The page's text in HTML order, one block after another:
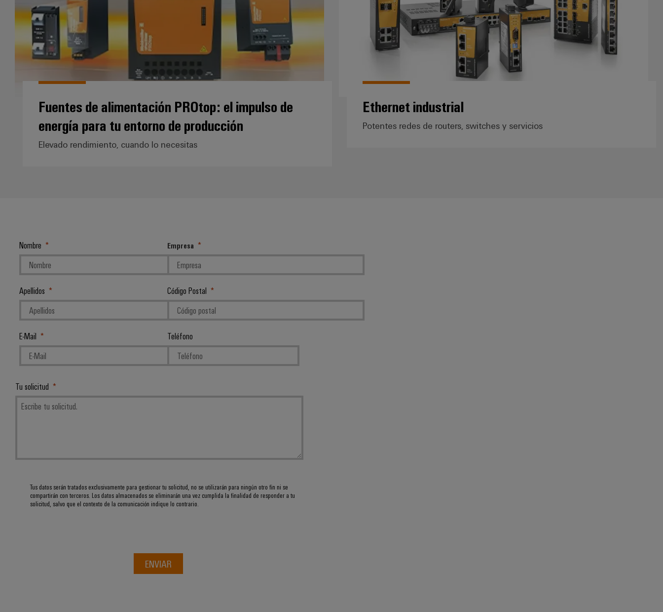
Fuentes de alimentación PROtop: el impulso de
energía para tu entorno de producción
Elevado rendimiento, cuando lo necesitas
Ethernet industrial
Potentes redes de routers, switches y servicios
Nombre
Apellidos
E-Mail
Empresa
Código Postal
Teléfono
Tu solicitud
Tus datos serán tratados exclusivamente para gestionar tu solicitud, no se utilizarán para ningún otro fin ni se
compartirán con terceros. Los datos almacenados se eliminarán una vez cumplida la finalidad de responder a tu
solicitud, salvo que el contexto de la comunicación indique lo contrario.
ENVIAR